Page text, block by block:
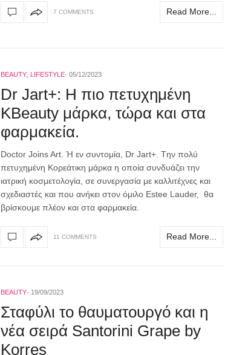
7 COMMENTS Read More...
BEAUTY LIFESTYLE 05/12/2023
Dr Jart+: H πιο πετυχημένη
KBeauty μάρκα, τώρα και στα
φαρμακεία.
Doctor Joins Art. Ή εν συντομία, Dr Jart+. Tην πολύ
πετυχημένη Κορεάτικη μάρκα η οποία συνδυάζει την
ιατρική κοσμετολογία, σε συνεργασία με καλλιτέχνες και
σχεδιαστές και που ανήκει στον όμιλο Estee Lauder, θα
βρίσκουμε πλέον και στα φαρμακεία.
11 COMMENTS Read More...
BEAUTY 19/09/2023
Σταφύλι το θαυματουργό και η
νέα σειρά Santorini Grape by
Korres